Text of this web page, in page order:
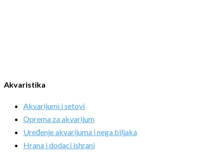
Akvaristika
Akvarijumi i setovi
Oprema za akvarijum
Uređenje akvarijuma i nega biljaka
Hrana i dodaci ishrani